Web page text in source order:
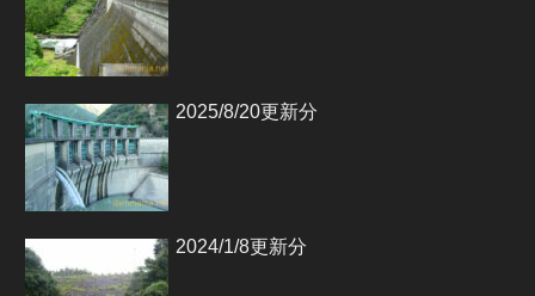
2025/8/20更新分
2024/1/8更新分